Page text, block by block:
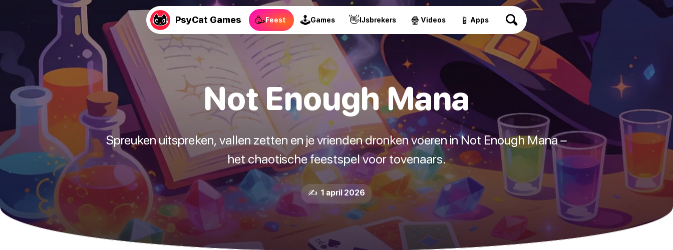
PsyCat Games 🥳Feest 🕹Games 👋IJsbrekers 🍿 Videos 📱 Apps
Not Enough Mana
Spreuken uitspreken, vallen zetten en je vrienden dronken voeren in Not Enough Mana –
het chaotische feestspel voor tovenaars.
✍️ 1 april 2026